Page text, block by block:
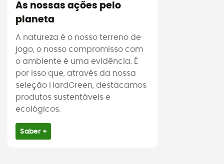
As nossas ações pelo
planeta
A natureza é o nosso terreno de
jogo, o nosso compromisso com
o ambiente é uma evidência. É
por isso que, através da nossa
seleção HardGreen, destacamos
produtos sustentáveis e
ecológicos.
Saber +